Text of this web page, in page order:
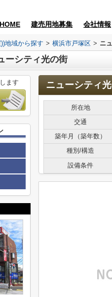
HOME 建売用地募集 会社情報
地域から探す > 横浜市戸塚区 > ニ
ーシティ光の街
ニューシティ
所在地
交通
築年月（築年数）
種別/構造
設備条件
ます